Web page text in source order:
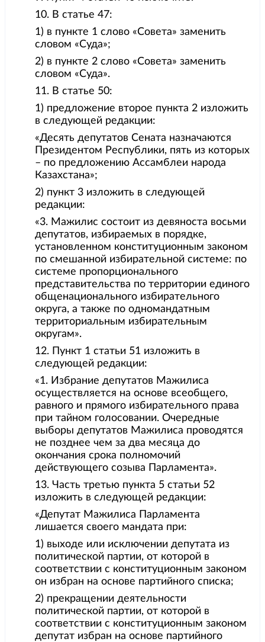
10. В статье 47:
1) в пункте 1 слово «Совета» заменить
словом «Суда»;
2) в пункте 2 слово «Совета» заменить
словом «Суда».
11. В статье 50:
1) предложение второе пункта 2 изложить
в следующей редакции:
«Десять депутатов Сената назначаются
Президентом Республики, пять из которых
– по предложению Ассамблеи народа
Казахстана»;
2) пункт 3 изложить в следующей
редакции:
«3. Мажилис состоит из девяноста восьми
депутатов, избираемых в порядке,
установленном конституционным законом
по смешанной избирательной системе: по
системе пропорционального
представительства по территории единого
общенационального избирательного
округа, а также по одномандатным
территориальным избирательным
округам».
12. Пункт 1 статьи 51 изложить в
следующей редакции:
«1. Избрание депутатов Мажилиса
осуществляется на основе всеобщего,
равного и прямого избирательного права
при тайном голосовании. Очередные
выборы депутатов Мажилиса проводятся
не позднее чем за два месяца до
окончания срока полномочий
действующего созыва Парламента».
13. Часть третью пункта 5 статьи 52
изложить в следующей редакции:
«Депутат Мажилиса Парламента
лишается своего мандата при:
1) выходе или исключении депутата из
политической партии, от которой в
соответствии с конституционным законом
он избран на основе партийного списка;
2) прекращении деятельности
политической партии, от которой в
соответствии с конституционным законом
депутат избран на основе партийного